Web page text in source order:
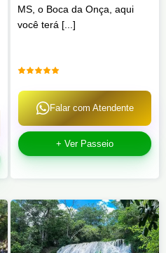
MS, o Boca da Onça, aqui
você terá [...]
Falar com Atendente
+ Ver Passeio